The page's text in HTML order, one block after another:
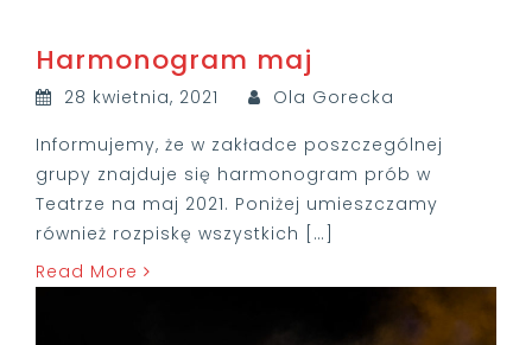
Harmonogram maj
28 kwietnia, 2021
Ola Gorecka
Informujemy, że w zakładce poszczególnej
grupy znajduje się harmonogram prób w
Teatrze na maj 2021. Poniżej umieszczamy
również rozpiskę wszystkich […]
Read More